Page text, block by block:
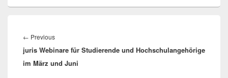
← PreviousPrevious
post:
juris Webinare für Studierende und Hochschulangehörige
im März und Juni